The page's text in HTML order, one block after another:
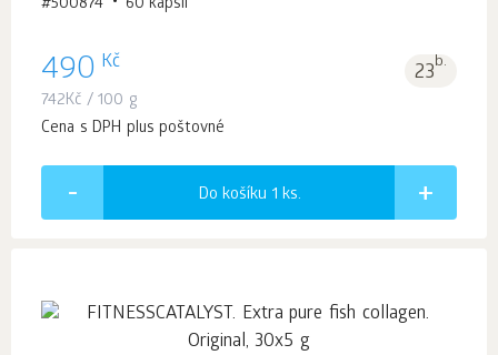
#500874 60 kapslí
490 Kč 23b.
742Kč / 100 g
Cena s DPH plus poštovné
Do košíku 1 ks.